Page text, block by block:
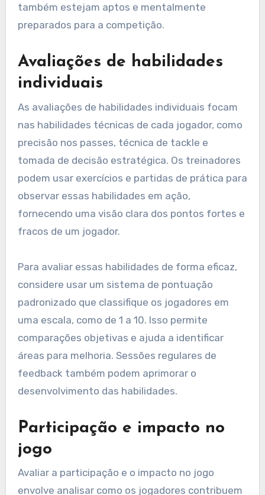
também estejam aptos e mentalmente
preparados para a competição.
Avaliações de habilidades
individuais
As avaliações de habilidades individuais focam
nas habilidades técnicas de cada jogador, como
precisão nos passes, técnica de tackle e
tomada de decisão estratégica. Os treinadores
podem usar exercícios e partidas de prática para
observar essas habilidades em ação,
fornecendo uma visão clara dos pontos fortes e
fracos de um jogador.
Para avaliar essas habilidades de forma eficaz,
considere usar um sistema de pontuação
padronizado que classifique os jogadores em
uma escala, como de 1 a 10. Isso permite
comparações objetivas e ajuda a identificar
áreas para melhoria. Sessões regulares de
feedback também podem aprimorar o
desenvolvimento das habilidades.
Participação e impacto no
jogo
Avaliar a participação e o impacto no jogo
envolve analisar como os jogadores contribuem